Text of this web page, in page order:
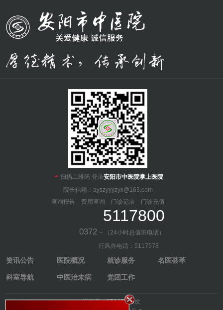
扫描二维码 登录安阳市中医院掌上医院
院长信箱：ayszyyyzyx@163.com
查询报告
费用查询 门诊记录 门诊充值
5117800
0372 - （24小时总值班电话）
行风办电话：5117578
资讯公告 医院概况 就诊服务 名医荟萃
科室导航 中医治未病 党团工作
浏览量：67265113次